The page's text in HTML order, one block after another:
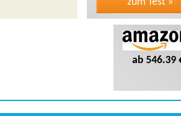
ab 546.39